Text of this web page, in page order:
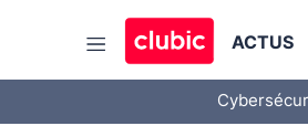
ACTUS